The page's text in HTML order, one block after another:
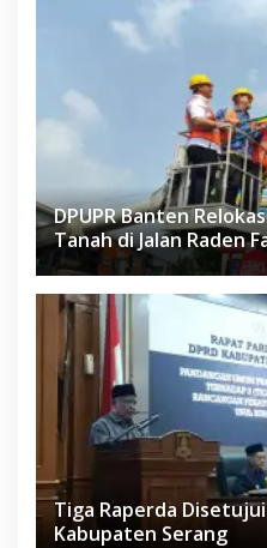
DPUPR Banten
Tanah di Jalan Raden
Tiga Raperda Disetujui
Kabupaten Serang